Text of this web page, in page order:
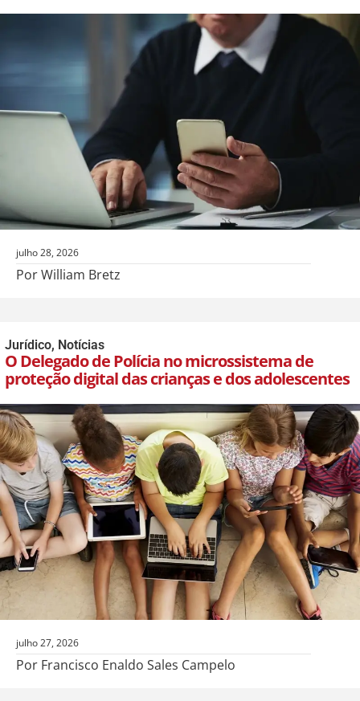
julho 28, 2026
Por William Bretz
Jurídico, Notícias
O Delegado de Polícia no microssistema de
proteção digital das crianças e dos adolescentes
julho 27, 2026
Por Francisco Enaldo Sales Campelo